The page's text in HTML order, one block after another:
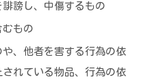
謗し、中傷するもの
むもの
、他者を害する行為の依
れている物品、行為の依